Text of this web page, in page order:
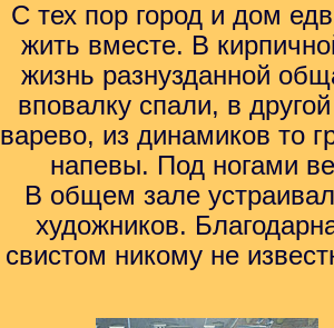
С тех пор город и дом
жить вместе. В
жизнь разнузданной
вповалку спали, в
варево, из динамиков то
напевы. Под ногами
В общем зале
художников.
свистом никому не